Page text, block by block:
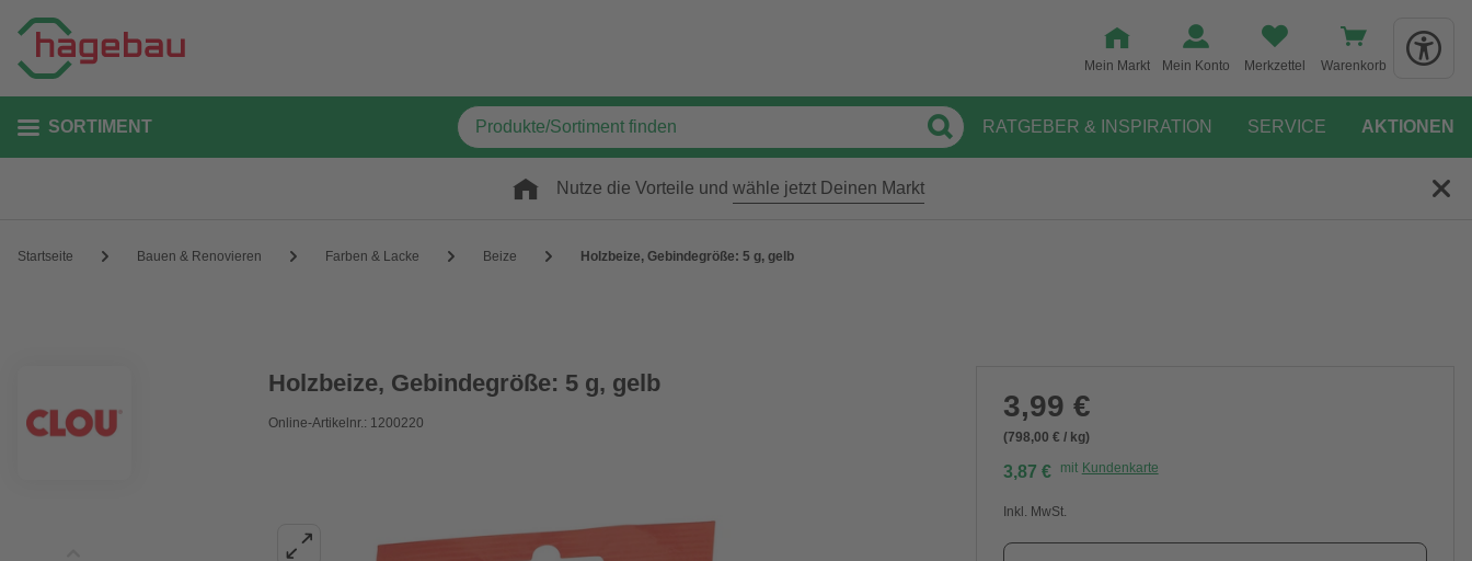
Mein Markt Mein Konto Merkzettel Warenkorb
SORTIMENT RATGEBER & INSPIRATION SERVICE AKTIONEN
Nutze die Vorteile und wähle jetzt Deinen Markt
Startseite Bauen & Renovieren Farben & Lacke Beize Holzbeize, Gebindegröße: 5 g, gelb
Holzbeize, Gebindegröße: 5 g, gelb
Online-Artikelnr.: 1200220 3,99 €
(798,00 € / kg)
3,87 € mit Kundenkarte
Inkl. MwSt.